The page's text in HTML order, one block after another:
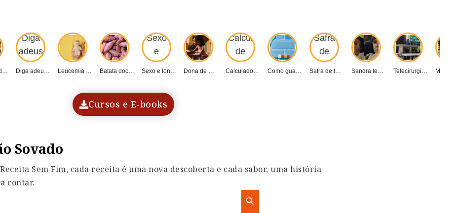
Dadinho de tapioca... Diga adeus aos... Leucemia infantil: detecção... Batata doce: o... Sexo e longevidade... Dona de Mim:... Calculadora de Impacto... Como guardar a... Safra de tabaco... Sandra tenta matar... Telecirurgia robótica revoluciona...
Cursos e E-books
Sovado
Sem Fim, cada receita é uma nova descoberta e cada sabor, uma história
contar.
Search Button